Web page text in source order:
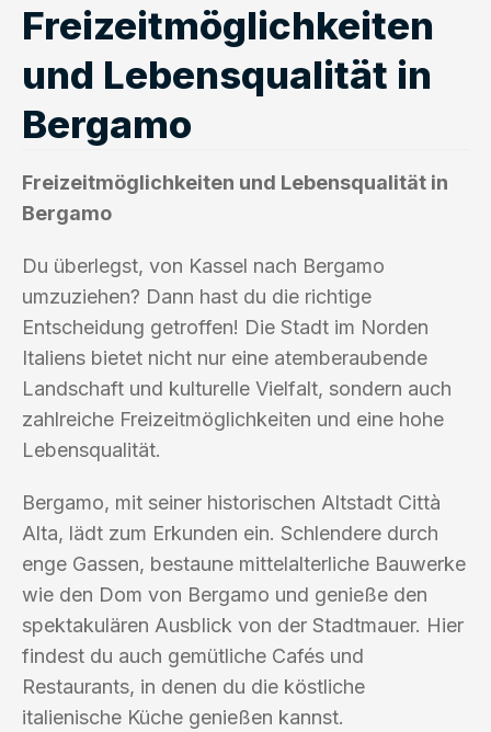
Freizeitmöglichkeiten
und Lebensqualität in
Bergamo
Freizeitmöglichkeiten und Lebensqualität in
Bergamo
Du überlegst, von Kassel nach Bergamo
umzuziehen? Dann hast du die richtige
Entscheidung getroffen! Die Stadt im Norden
Italiens bietet nicht nur eine atemberaubende
Landschaft und kulturelle Vielfalt, sondern auch
zahlreiche Freizeitmöglichkeiten und eine hohe
Lebensqualität.
Bergamo, mit seiner historischen Altstadt Città
Alta, lädt zum Erkunden ein. Schlendere durch
enge Gassen, bestaune mittelalterliche Bauwerke
wie den Dom von Bergamo und genieße den
spektakulären Ausblick von der Stadtmauer. Hier
findest du auch gemütliche Cafés und
Restaurants, in denen du die köstliche
italienische Küche genießen kannst.